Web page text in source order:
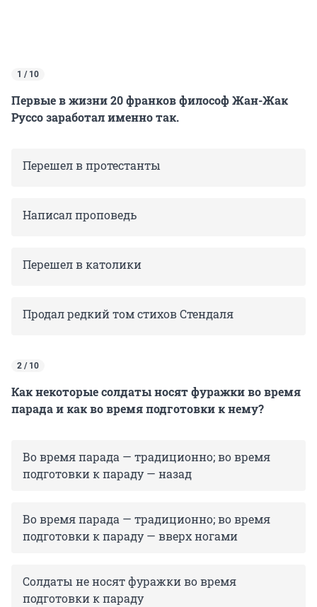
1 / 10
Первые в жизни 20 франков философ Жан-Жак
Руссо заработал именно так.
Перешел в протестанты
Написал проповедь
Перешел в католики
Продал редкий том стихов Стендаля
2 / 10
Как некоторые солдаты носят фуражки во время
парада и как во время подготовки к нему?
Во время парада — традиционно; во время
подготовки к параду — назад
Во время парада — традиционно; во время
подготовки к параду — вверх ногами
Солдаты не носят фуражки во время
подготовки к параду